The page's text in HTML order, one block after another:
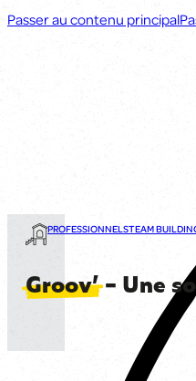
Passer au contenu principal
PROFESSIONNELSTEAM
Groov’– Une